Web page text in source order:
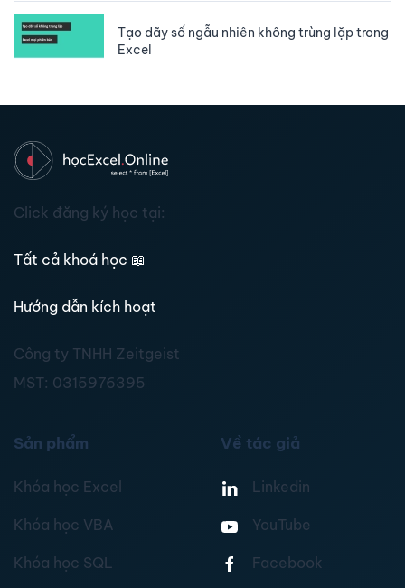
Tạo dãy số ngẫu nhiên không trùng lặp trong
Excel
Click đăng ký học tại:
Tất cả khoá học 📖
Hướng dẫn kích hoạt
Công ty TNHH Zeitgeist
MST: 0315976395
Sản phẩm
Khóa học Excel
Khóa học VBA
Khóa học SQL
Về tác giả
Linkedin
YouTube
Facebook